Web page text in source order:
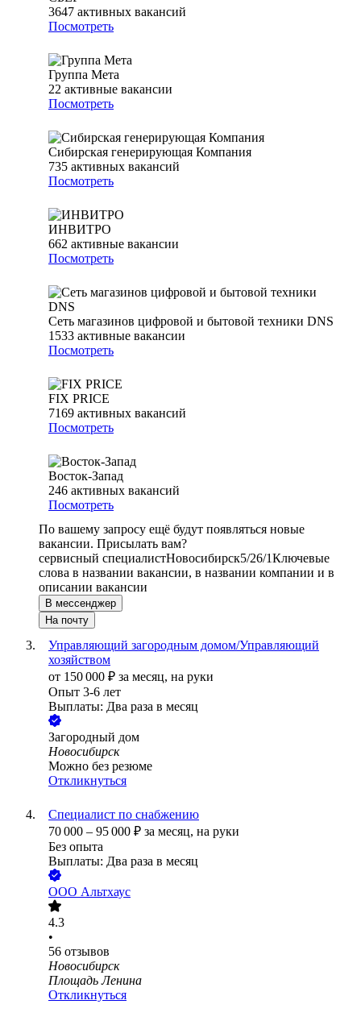
3647 активных вакансий
Посмотреть
Группа Мета
22 активные вакансии
Посмотреть
Сибирская генерирующая Компания
735 активных вакансий
Посмотреть
ИНВИТРО
662 активные вакансии
Посмотреть
Сеть магазинов цифровой и бытовой техники DNS
1533 активные вакансии
Посмотреть
FIX PRICE
7169 активных вакансий
Посмотреть
Восток-Запад
246 активных вакансий
Посмотреть
По вашему запросу ещё будут появляться новые
вакансии. Присылать вам?
сервисный специалистНовосибирск5/26/1Ключевые
слова в названии вакансии, в названии компании и в
описании вакансии
В мессенджер
На почту
Управляющий загородным домом/Управляющий
хозяйством
от 150 000 ₽ за месяц, на руки
Опыт 3-6 лет
Выплаты: Два раза в месяц
Загородный дом
Новосибирск
Можно без резюме
Откликнуться
Специалист по снабжению
70 000 – 95 000 ₽ за месяц, на руки
Без опыта
Выплаты: Два раза в месяц
ООО Альтхаус
4.3
•
56 отзывов
Новосибирск
Площадь Ленина
Откликнуться